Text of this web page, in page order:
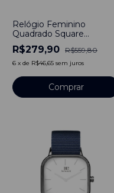
Relógio Feminino
Quadrado Square
Winchester Silver Pulseira
de Nylon Nato Otan
40mm Aço Inoxidável
R$279,90 R$559,80
6 x de R$46,65 sem juros
Comprar